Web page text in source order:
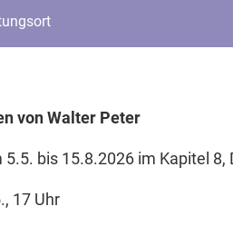
von Walter Peter
bis 15.8.2026 im Kapitel 8,
17 Uhr